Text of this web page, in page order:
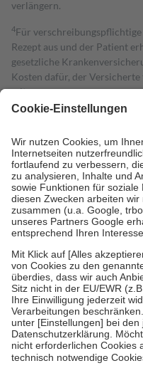
verlängern.
4Für
Rezept aus und der Patient
gesetzliche
Kosten dafür, der
mit.
Grundsätzlich leisten
höchstens zehn Euro.
Es
Kosten der Leistung zu
Diese Regeln gelten
Bei Heilmitteln und
Zuzahlung zehn Prozent der
Verordnung.
Um das Engagement der
stärken und die besondere
fallenkeine Zuzahlungenan
• Kindern und Jugendlichen
mit Ausnahme der Fahrkosten
• Untersuchungen zur
GKV getragen werden
• empfohlenen
• Harn- und Blutteststreifen